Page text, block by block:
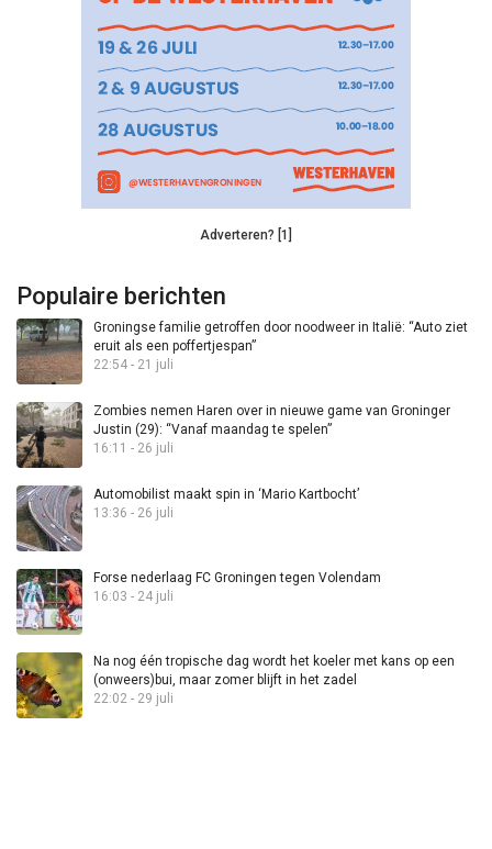
Adverteren? [1]
Populaire berichten
Groningse familie getroffen door noodweer in Italië: “Auto ziet
eruit als een poffertjespan”
22:54 - 21 juli
Zombies nemen Haren over in nieuwe game van Groninger
Justin (29): “Vanaf maandag te spelen”
16:11 - 26 juli
Automobilist maakt spin in ‘Mario Kartbocht’
13:36 - 26 juli
Forse nederlaag FC Groningen tegen Volendam
16:03 - 24 juli
Na nog één tropische dag wordt het koeler met kans op een
(onweers)bui, maar zomer blijft in het zadel
22:02 - 29 juli